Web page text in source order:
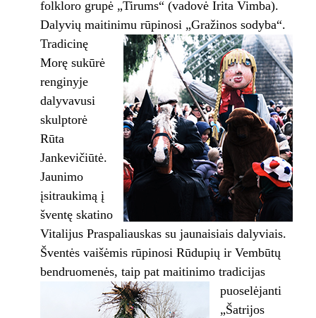
folkloro grupė „Tirums“ (vadovė Irita Vimba).
Dalyvių maitinimu rūpinosi „Gražinos sodyba“.
Tradicinę
Morę sukūrė
renginyje
dalyvavusi
skulptorė
Rūta
Jankevičiūtė.
Jaunimo
įsitraukimą į
šventę skatino
Vitalijus Praspaliauskas su jaunaisiais dalyviais.
Šventės vaišėmis rūpinosi Rūdupių ir Vembūtų
bendruomenės, taip pat maitinimo tradicijas
puoselėjanti
„Šatrijos